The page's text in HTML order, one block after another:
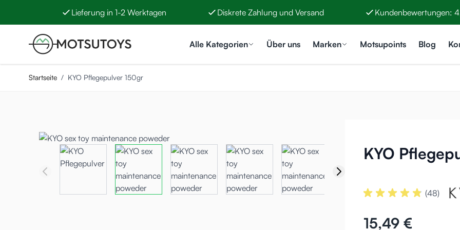
Lieferung in 1-2 Werktagen Diskrete Zahlung und Versand Kundenbewertungen:
Alle Kategorien
Über uns Marken Motsupoints Blog
Startseite / KYO Pflegepulver 150gr
KYO
(48)
15,49 €